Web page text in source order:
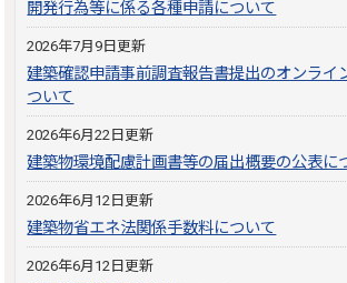
開発行為等に係る各種申請について
2026年7月9日更新
建築確認申請事前調査報告書提出のオンライ
ついて
2026年6月22日更新
建築物環境配慮計画書等の届出概要の公表に
2026年6月12日更新
建築物省エネ法関係手数料について
2026年6月12日更新